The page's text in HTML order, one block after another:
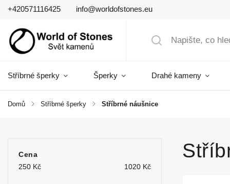
+420571116425 info@worldofstones.eu
Stříbrné šperky Šperky Drahé kameny
Domů / Stříbrné šperky / Stříbrné náušnice
Cena
250 Kč 1020 Kč